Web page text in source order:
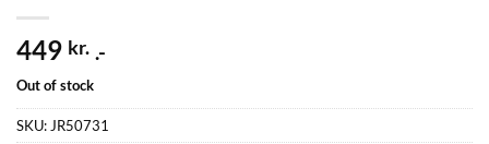
449 kr. .-
Out of stock
SKU: JR50731